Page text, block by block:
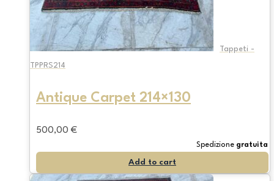
Tappeti -
TPPRS214
Antique Carpet 214×130
500,00 €
Spedizione gratuita
Add to cart